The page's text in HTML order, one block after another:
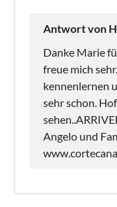
Antwort von
Danke Marie
freue mich
kennenlernen
sehr schon.
Angelo und